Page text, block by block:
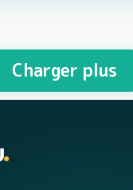
end…
Charger plus
.